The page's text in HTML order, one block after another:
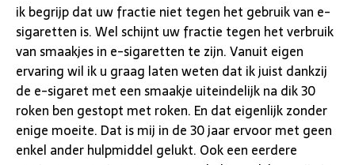
ik begrijp dat uw fractie niet tegen het gebruik van e-
sigaretten is. Wel schijnt uw fractie tegen het verbruik
van smaakjes in e-sigaretten te zijn. Vanuit eigen
ervaring wil ik u graag laten weten dat ik juist dankzij
de e-sigaret met een smaakje uiteindelijk na dik 30
roken ben gestopt met roken. En dat eigenlijk zonder
enige moeite. Dat is mij in de 30 jaar ervoor met geen
enkel ander hulpmiddel gelukt. Ook een eerdere